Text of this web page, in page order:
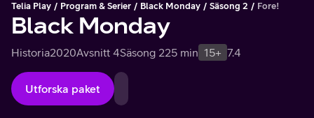
Telia Play Program & Serier Black Monday Säsong 2 Fore!
Black Monday
Historia2020Avsnitt 4Säsong 225 min 15+ 7.4
Utforska paket